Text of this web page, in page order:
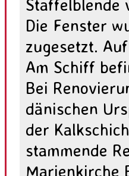
Staffelblende
Die Fenster
zugesetzt.
Am Schiff
Bei
dänischen
der
stammende
Marienkirche